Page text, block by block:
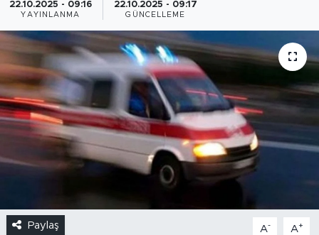
22.10.2025 - 09:16
YAYINLANMA
22.10.2025 - 09:17
GÜNCELLEME
Paylaş A- A+